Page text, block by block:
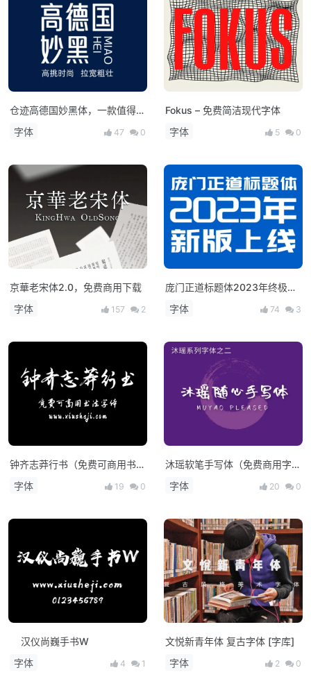
仓迹高德国妙黑体，一款值得收
藏的免费商用字体
字体 47 0
Fokus – 免费简洁现代字体
字体
5 0
京華老宋体2.0，免费商用下载
字体
157 2
庞门正道标题体2023年终极版
（免费商用）
字体 74 3
钟齐志莽行书（免费可商用书法
字体）
字体 19 0
沐瑶软笔手写体（免费商用字
体）
字体 20 0
汉仪尚巍手书W
字体
4 1
文悦新青年体 复古字体 [字库]
字体
2 0